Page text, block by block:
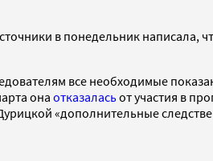
в понедельник написала,
все необходимые
она отказаласьот участия в
«дополнительные